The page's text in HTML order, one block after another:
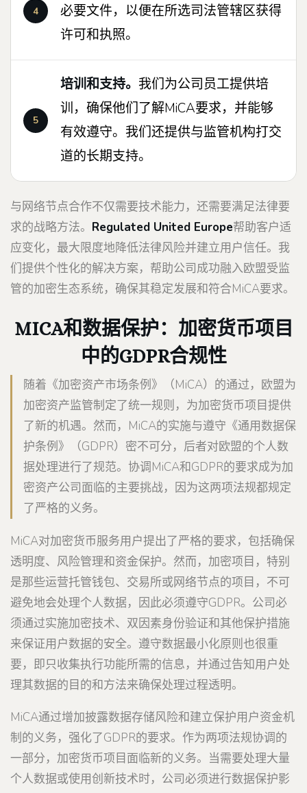
必要文件，以便在所选司法管辖区获得
许可和执照。
培训和支持。 我们为公司员工提供培
训，确保他们了解MiCA要求，并能够
有效遵守。我们还提供与监管机构打交
道的长期支持。
与网络节点合作不仅需要技术能力，还需要满足法律要
求的战略方法。 Regulated United Europe帮助客户适
应变化，最大限度地降低法律风险并建立用户信任。我
们提供个性化的解决方案，帮助公司成功融入欧盟受监
管的加密生态系统，确保其稳定发展和符合MiCA要求。
MICA和数据保护：加密货币项目
中的GDPR合规性
随着《加密资产市场条例》（MiCA）的通过，欧盟为
加密资产监管制定了统一规则，为加密货币项目提供
了新的机遇。然而，MiCA的实施与遵守《通用数据保
护条例》（GDPR）密不可分，后者对欧盟的个人数
据处理进行了规范。协调MiCA和GDPR的要求成为加
密资产公司面临的主要挑战，因为这两项法规都规定
了严格的义务。
MiCA对加密货币服务用户提出了严格的要求，包括确保
透明度、风险管理和资金保护。然而，加密项目，特别
是那些运营托管钱包、交易所或网络节点的项目，不可
避免地会处理个人数据，因此必须遵守GDPR。公司必
须通过实施加密技术、双因素身份验证和其他保护措施
来保证用户数据的安全。遵守数据最小化原则也很重
要，即只收集执行功能所需的信息，并通过告知用户处
理其数据的目的和方法来确保处理过程透明。
MiCA通过增加披露数据存储风险和建立保护用户资金机
制的义务，强化了GDPR的要求。作为两项法规协调的
一部分，加密货币项目面临新的义务。当需要处理大量
个人数据或使用创新技术时，公司必须进行数据保护影